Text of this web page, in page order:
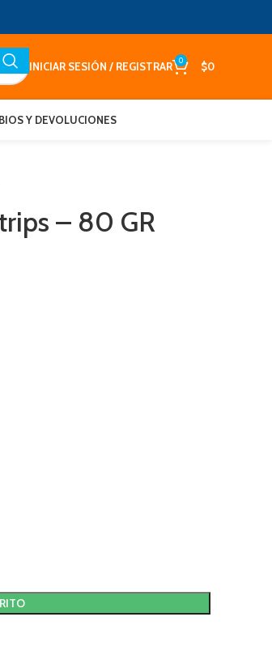
INICIAR SESIÓN / REGISTRAR 0 $0
Y DEVOLUCIONES
– 80 GR